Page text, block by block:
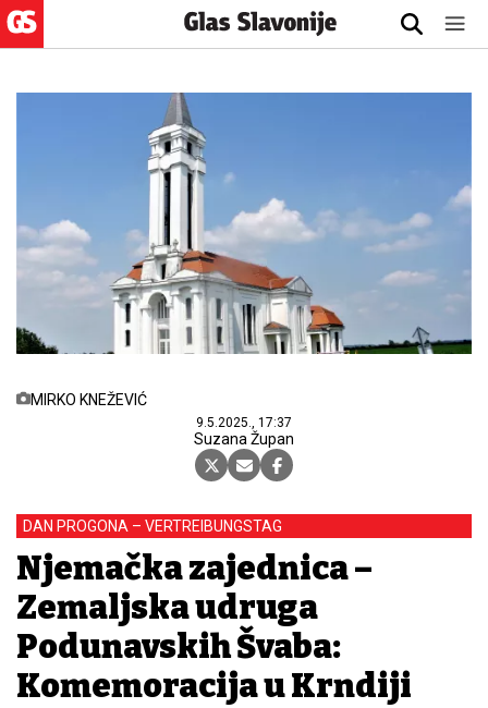
MIRKO KNEŽEVIĆ
9.5.2025., 17:37
Suzana Župan
DAN PROGONA – VERTREIBUNGSTAG
Njemačka zajednica –
Zemaljska udruga
Podunavskih Švaba:
Komemoracija u Krndiji